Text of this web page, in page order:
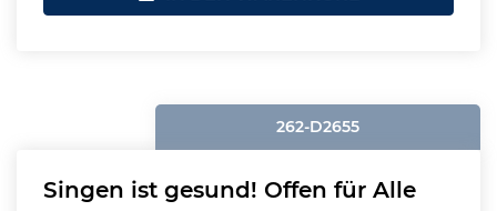
262-D2655
Singen ist gesund! Offen für Alle